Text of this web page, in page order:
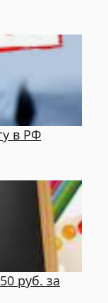
в РФ
руб. за